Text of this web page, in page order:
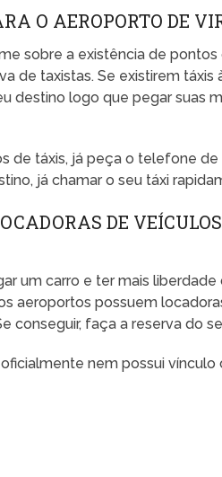
O AEROPORTO DE
sobre a existência de
de taxistas. Se existirem táxis
destino logo que pegar suas
de táxis, já peça o telefone
já chamar o seu táxi
DE
um carro e ter mais
aeroportos possuem
conseguir, faça a reserva do
nem possui